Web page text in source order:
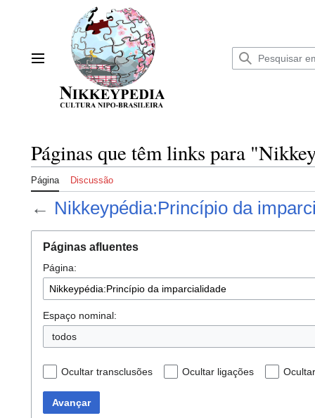
Menu principal
Páginas que têm links para
Página Discussão
← Nikkeypédia:Princípio da
Páginas afluentes
Página:
Espaço nominal:
todos
Ocultar transclusões Ocultar ligações
Avançar